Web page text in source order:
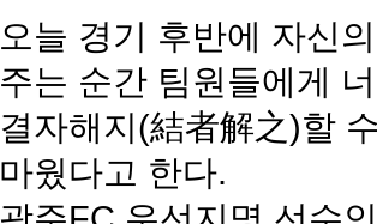
오늘 경기 후반에 자신
주는 순간 팀원들에게
결자해지(結者解之)할
마웠다고 한다.